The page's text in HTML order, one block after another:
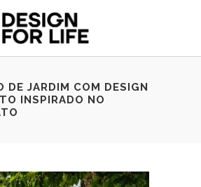
DE JARDIM COM DESIGN
INSPIRADO NO